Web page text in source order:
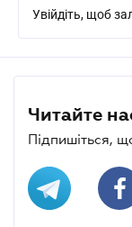
Увійдіть, щоб
Читайте
Підпишіться,